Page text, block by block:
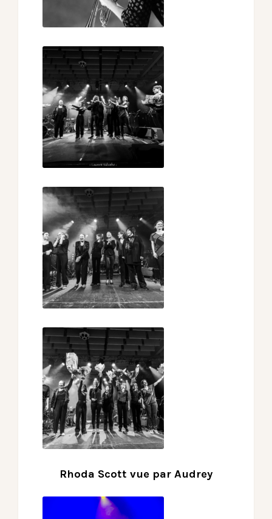
Rhoda Scott vue par Audrey